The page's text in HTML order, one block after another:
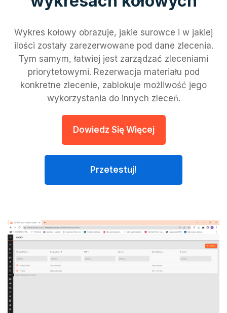
Wykres kołowy obrazuje, jakie surowce i w jakiej
ilości zostały zarezerwowane pod dane zlecenia.
Tym samym, łatwiej jest zarządzać zleceniami
priorytetowymi. Rezerwacja materiału pod
konkretne zlecenie, zablokuje możliwość jego
wykorzystania do innych zleceń.
Dowiedz Się Więcej
Przetestuj!